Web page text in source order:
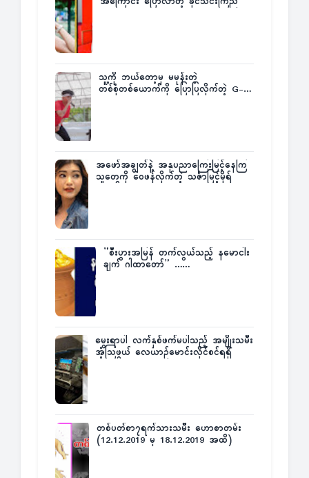
သူ့ကို ဘယ်တော့မှ မမုန်းတဲ့
တစ်စုံတစ်ယောက်ကို ပြောပြလိုက်တဲ့ G-
အဖော်အချွတ်နဲ့ အနုပညာကြေးမြင့်နေကြ
သူတွေကို ဝေဖန်လိုက်တဲ့ သင်္ဇာမြင့်မိုရ်
”စီးပွားအမြန် တက်လွယ်သည့် နမောငါး
ချက် ဂါထာတော်” ……
မွေးရာပါ လက်နှစ်ဖက်မပါသည့် အမျိုးသမီး
အံ့သြဖွယ် လေယာဉ်မောင်းလိုင်စင်ရရှိ
တစ်ပတ်စာ၇ရက်သားသမီး ဟောစာတမ်း
(12.12.2019 မှ 18.12.2019 အထိ)